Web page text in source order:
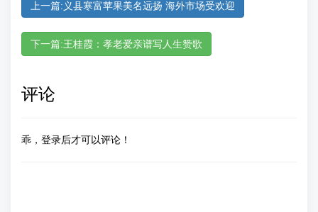
上一篇:义县寒富苹果美名远扬 海外市场受欢迎
下一篇:王桂霞：孝老爱亲谱写人生赞歌
评论
乖，登录后才可以评论！